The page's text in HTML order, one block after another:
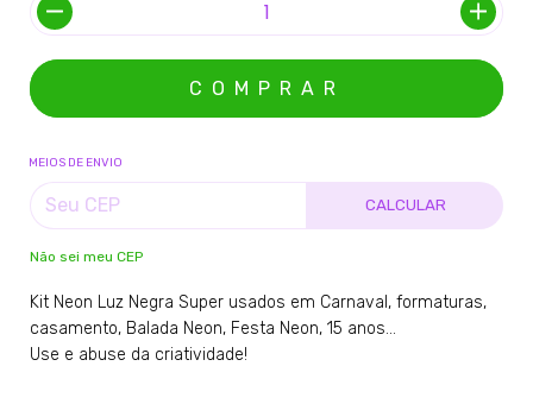
MEIOS DE ENVIO
CALCULAR
Não sei meu CEP
Kit Neon Luz Negra Super usados em Carnaval, formaturas,
casamento, Balada Neon, Festa Neon, 15 anos...
Use e abuse da criatividade!